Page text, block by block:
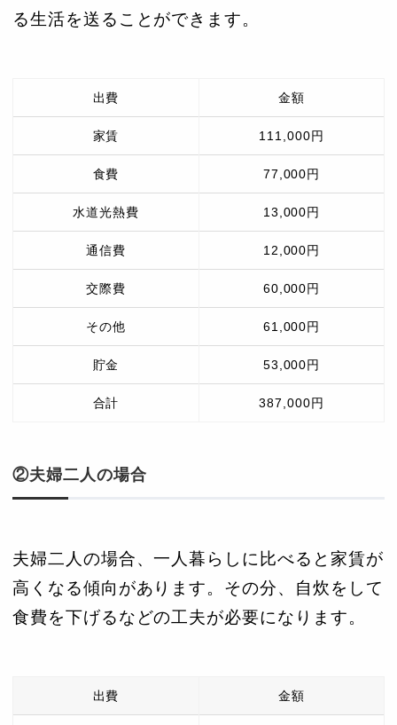
る生活を送ることができます。
出費 金額
家賃 111,000円
食費 77,000円
水道光熱費 13,000円
通信費 12,000円
交際費 60,000円
その他 61,000円
貯金 53,000円
合計 387,000円
②夫婦二人の場合
夫婦二人の場合、一人暮らしに比べると家賃が
高くなる傾向があります。その分、自炊をして
食費を下げるなどの工夫が必要になります。
出費 金額